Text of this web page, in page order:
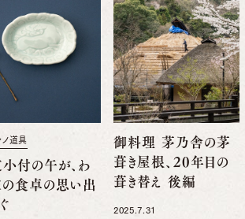
道具
付の午が、わ
食卓の思い出
御料理 茅乃舎の茅
葺き屋根、20年目の
葺き替え 後編
2025.7.31